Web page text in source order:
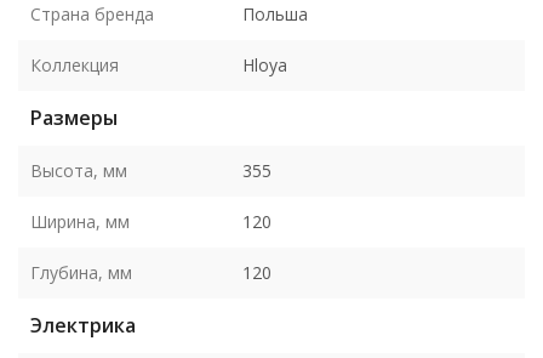
Страна бренда Польша
Коллекция Hloya
Размеры
Высота, мм 355
Ширина, мм 120
Глубина, мм 120
Электрика